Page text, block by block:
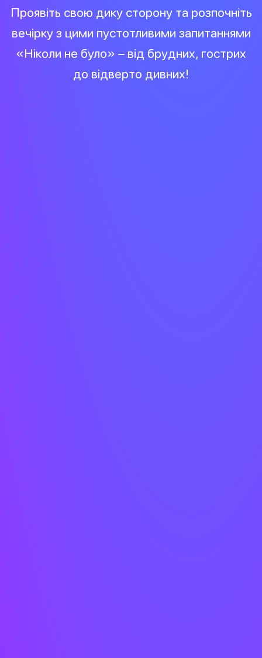
Проявіть свою дику сторону та розпочніть
вечірку з цими пустотливими запитаннями
«Ніколи не було» – від брудних, гострих
до відверто дивних!